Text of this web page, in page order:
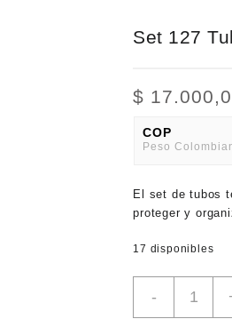
Set 127
$ 17.000,0
COP
Peso
American
El set de tubos
proteger y
17 disponibles
-
127